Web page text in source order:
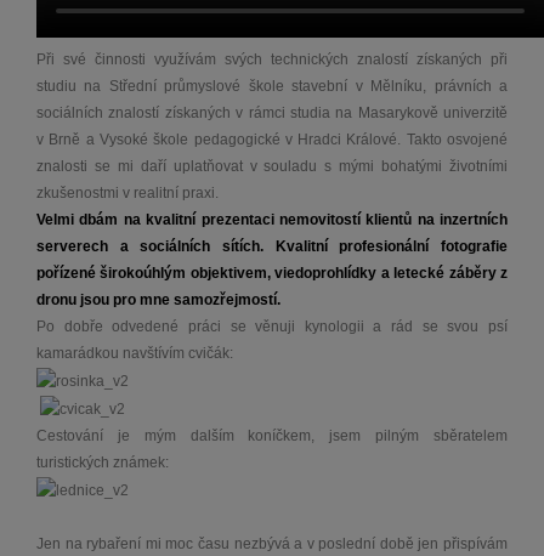
Při své činnosti využívám svých technických znalostí získaných při
studiu na Střední průmyslové škole stavební v Mělníku, právních a
sociálních znalostí získaných v rámci studia na Masarykově univerzitě
v Brně a Vysoké škole pedagogické v Hradci Králové. Takto osvojené
znalosti se mi daří uplatňovat v souladu s mými bohatými životními
zkušenostmi v realitní praxi.
Velmi dbám na kvalitní prezentaci nemovitostí klientů na inzertních
serverech a sociálních sítích. Kvalitní profesionální fotografie
pořízené širokoúhlým objektivem, viedoprohlídky a letecké záběry z
dronu jsou pro mne samozřejmostí.
Po dobře odvedené práci se věnuji kynologii a rád se svou psí
kamarádkou navštívím cvičák:
Cestování je mým dalším koníčkem, jsem pilným sběratelem
turistických známek:
Jen na rybaření mi moc času nezbývá a v poslední době jen přispívám